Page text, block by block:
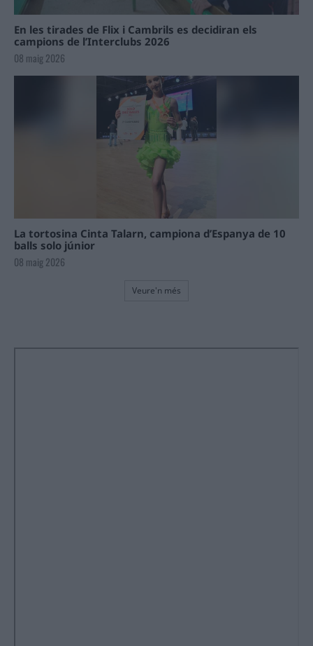
En les tirades de Flix i Cambrils es decidiran els
campions de l’Interclubs 2026
08 maig 2026
La tortosina Cinta Talarn, campiona d’Espanya de 10
balls solo júnior
08 maig 2026
Veure'n més